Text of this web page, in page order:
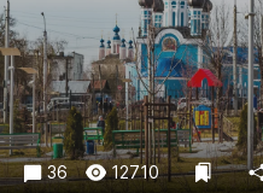
Погода
Праздники
Происшествия
Спорт
Экономика и
36 12710